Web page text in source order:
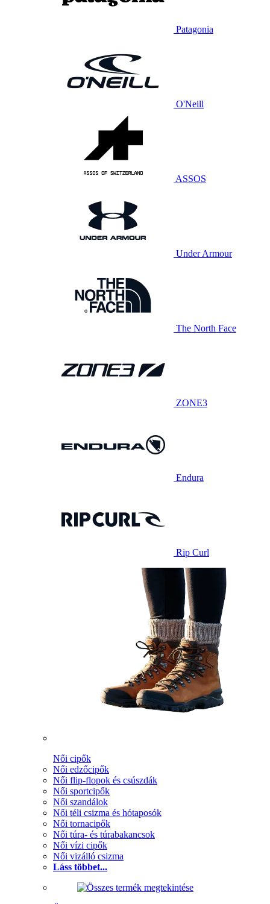
Patagonia
O'Neill
ASSOS
Under Armour
The North Face
ZONE3
Endura
Rip Curl
Női cipők
Női edzőcipők
Női flip-flopok és csúszdák
Női sportcipők
Női szandálok
Női téli csizma és hótaposók
Női tornacipők
Női túra- és túrabakancsok
Női vízi cipők
Női vizálló csizma
Láss többet...